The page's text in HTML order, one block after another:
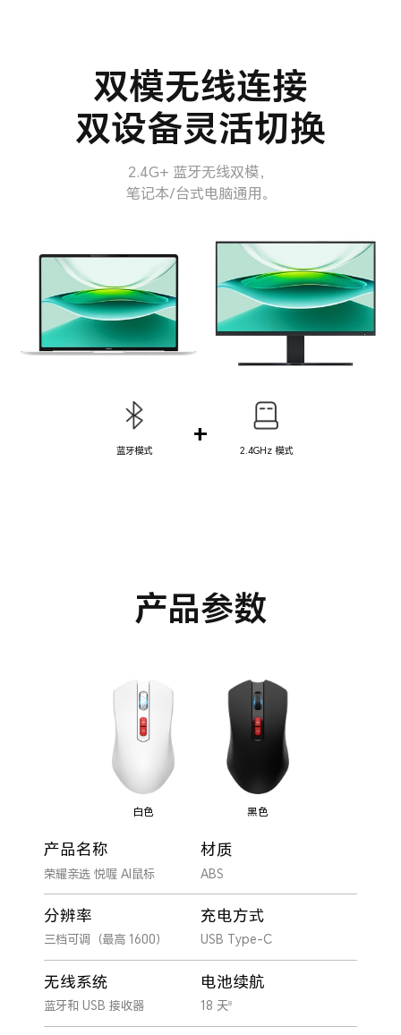
双模无线连接
双设备灵活切换
2.4G+ 蓝牙无线双模，
笔记本/台式电脑通用。
蓝牙模式
+
2.4GHz 模式
产品参数
白色 黑色
产品名称
荣耀亲选 悦喔 AI鼠标
材质
ABS
分辨率
三档可调（最高 1600）
充电方式
USB Type-C
无线系统
蓝牙和 USB 接收器
电池续航
18 天8